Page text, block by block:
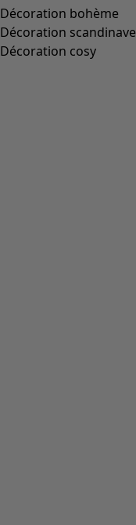
Décoration bohème
Décoration scandinave
Décoration cosy